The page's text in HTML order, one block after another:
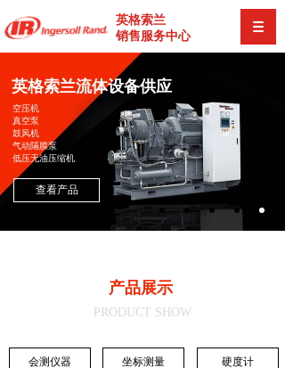
英格索兰
销售服务中心
英格索兰流体设备供应
空压机
真空泵
鼓风机
气动隔膜泵
低压无油压缩机
查看产品
产品展示
PRODUCT SHOW
会测仪器 坐标测量 硬度计